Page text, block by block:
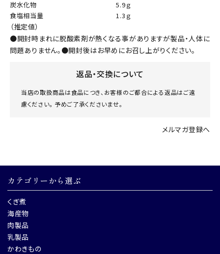
炭水化物
5.9ｇ
食塩相当量
1.3ｇ
（推定値）
●開封時まれに脱酸素剤が熱くなる事がありますが製品・人体に
問題ありません。●開封後はお早めにお召し上がりください。
返品・交換について
当店の取扱商品は食品につき、お客様のご都合による返品はご遠
慮ください。 予めご了承くださいませ。
メルマガ登録へ
カテゴリーから選ぶ
くぎ煮
海産物
肉製品
乳製品
かわきもの